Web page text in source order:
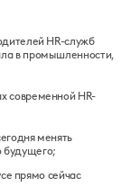
HR-служб
в промышленности,
современной HR-
менять
будущего;
прямо сейчас